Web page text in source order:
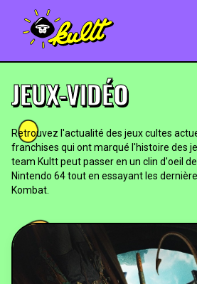
MUSIQUE
JEUX-VIDÉO
JEUX-VIDÉO
Retrouvez l'actualité des jeux cultes
franchises qui ont marqué l'histoire des
team Kultt peut passer en un clin d'oeil
Nintendo 64 tout en essayant les
Kombat.